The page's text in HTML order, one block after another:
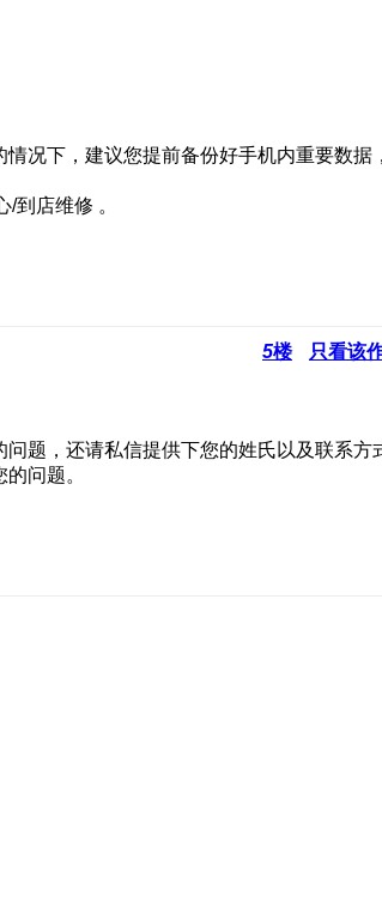
况下，建议您提前备份好手机内重要数
到店维修 。
5楼 只看该
题，还请私信提供下您的姓氏以及联系方
问题。